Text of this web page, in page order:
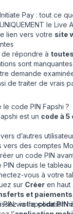
Pay : tout ce
le Live
lien vers votre site
répondre à
sont
demande
de traiter de vrais
le code PIN Fapshi ?
est un code à
d’autres
vers des comptes
un code PIN
PIN depuis le
vous à votre
sur Créer en haut
et
votrecode PIN
via l’application